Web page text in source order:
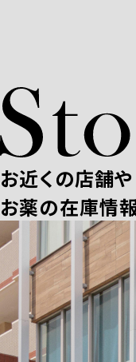
お近くの店舗や
お薬の在庫情